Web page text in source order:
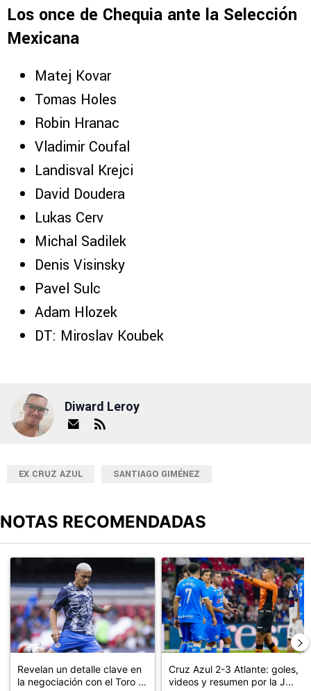
Los once de Chequia ante la Selección
Mexicana
Matej Kovar
Tomas Holes
Robin Hranac
Vladimir Coufal
Landisval Krejci
David Doudera
Lukas Cerv
Michal Sadilek
Denis Visinsky
Pavel Sulc
Adam Hlozek
DT: Miroslav Koubek
Diward Leroy
EX CRUZ AZUL SANTIAGO GIMÉNEZ
NOTAS RECOMENDADAS
Un artículo de tendencia con el título "Revelan un detalle clave
Revelan un detalle clave en
la negociación con el Toro ...
Un artículo de tendencia con el
Cruz Azul 2-3 Atlante: goles,
videos y resumen por la J...